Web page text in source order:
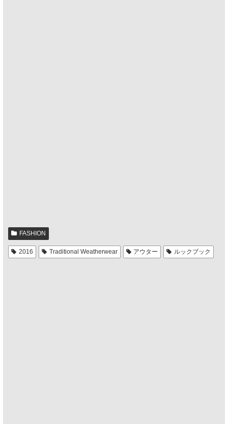
FASHION
2016 Traditional Weatherwear アウター ルックブック